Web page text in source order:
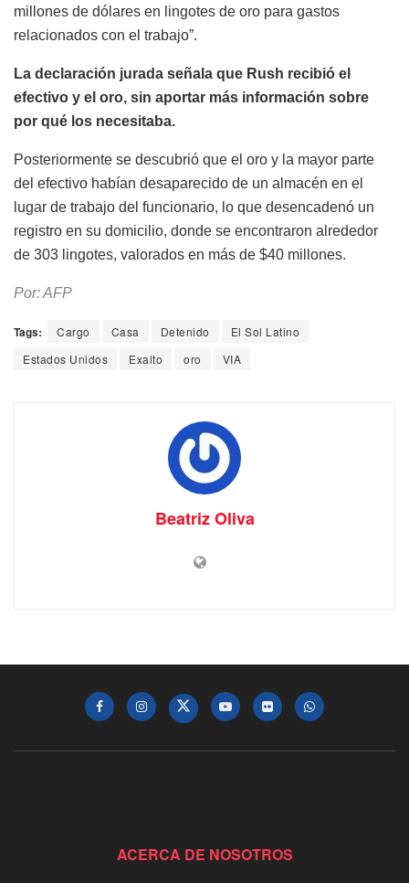
millones de dólares en lingotes de oro para gastos
relacionados con el trabajo”.
La declaración jurada señala que Rush recibió el
efectivo y el oro, sin aportar más información sobre
por qué los necesitaba.
Posteriormente se descubrió que el oro y la mayor parte
del efectivo habían desaparecido de un almacén en el
lugar de trabajo del funcionario, lo que desencadenó un
registro en su domicilio, donde se encontraron alrededor
de 303 lingotes, valorados en más de $40 millones.
Por: AFP
Tags: Cargo Casa Detenido
El Sol Latino
Estados Unidos
Exalto oro VIA
Beatriz Oliva
ACERCA DE NOSOTROS